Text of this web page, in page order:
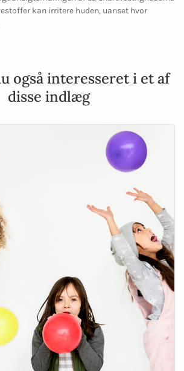
kan irritere huden, uanset hvor
også interesseret i et af
disse indlæg